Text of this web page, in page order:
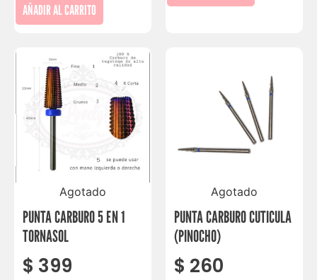
AÑADIR AL CARRITO
Agotado
PUNTA CARBURO 5 EN 1
TORNASOL
$ 399
Agotado
PUNTA CARBURO CUTICULA
(PINOCHO)
$ 260